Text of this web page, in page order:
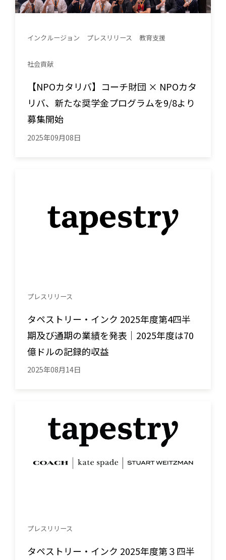
インクルージョン プレスリリース 教育支援
社会貢献
【NPOカタリバ】コーチ財団 × NPOカタ
リバ、新たな奨学金プログラムを9/8より
募集開始
2025年09月08日
プレスリリース
タペストリー・インク 2025年度第4四半
期及び通期の業績を発表｜2025年度は70
億ドルの記録的収益
2025年08月14日
プレスリリース
タペストリー・インク 2025年度第３四半